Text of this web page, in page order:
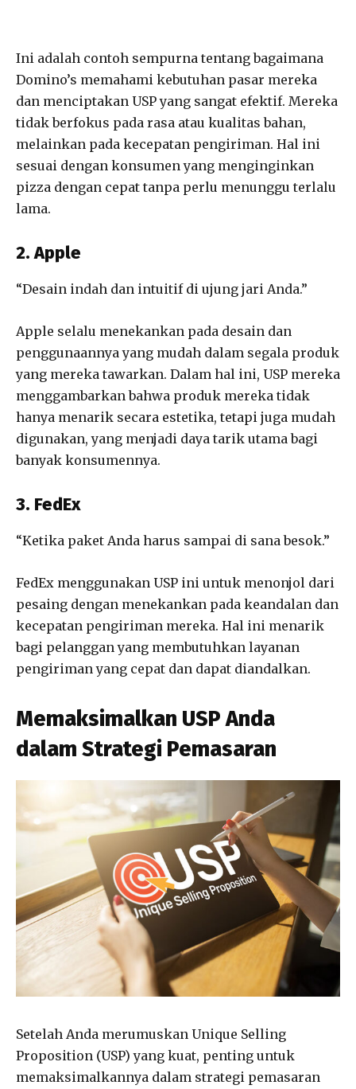
Ini adalah contoh sempurna tentang bagaimana
Domino’s memahami kebutuhan pasar mereka
dan menciptakan USP yang sangat efektif. Mereka
tidak berfokus pada rasa atau kualitas bahan,
melainkan pada kecepatan pengiriman. Hal ini
sesuai dengan konsumen yang menginginkan
pizza dengan cepat tanpa perlu menunggu terlalu
lama.
2. Apple
“Desain indah dan intuitif di ujung jari Anda.”
Apple selalu menekankan pada desain dan
penggunaannya yang mudah dalam segala produk
yang mereka tawarkan. Dalam hal ini, USP mereka
menggambarkan bahwa produk mereka tidak
hanya menarik secara estetika, tetapi juga mudah
digunakan, yang menjadi daya tarik utama bagi
banyak konsumennya.
3. FedEx
“Ketika paket Anda harus sampai di sana besok.”
FedEx menggunakan USP ini untuk menonjol dari
pesaing dengan menekankan pada keandalan dan
kecepatan pengiriman mereka. Hal ini menarik
bagi pelanggan yang membutuhkan layanan
pengiriman yang cepat dan dapat diandalkan.
Memaksimalkan USP Anda
dalam Strategi Pemasaran
Setelah Anda merumuskan Unique Selling
Proposition (USP) yang kuat, penting untuk
memaksimalkannya dalam strategi pemasaran